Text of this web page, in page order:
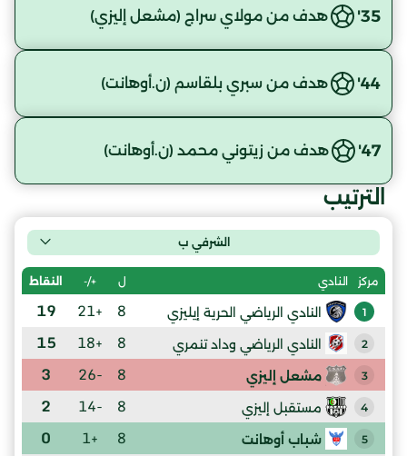
35' هدف من مولاي سراج (مشعل إليزي)
44' هدف من سبري بلقاسم (ن.أوهانت)
47' هدف من زيتوني محمد (ن.أوهانت)
الترتيب
الشرفي ب
مركز النادي ل +/- النقاط
1 النادي الرياضي الحرية إيليزي 8
+21
19
2 النادي الرياضي وداد تنمري 8
+18
15
3 مشعل إليزي 8
-26
3
4 مستقبل إليزي 8
-14
2
5 شباب أوهانت 8
+1
0